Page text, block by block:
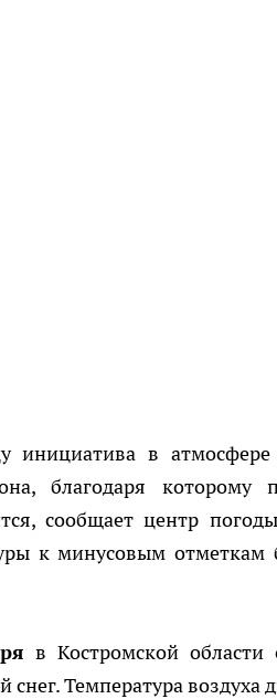
инициатива в атмосфере
благодаря которому
сообщает центр
к минусовым отметкам
в Костромской
снег. Температура воздуха